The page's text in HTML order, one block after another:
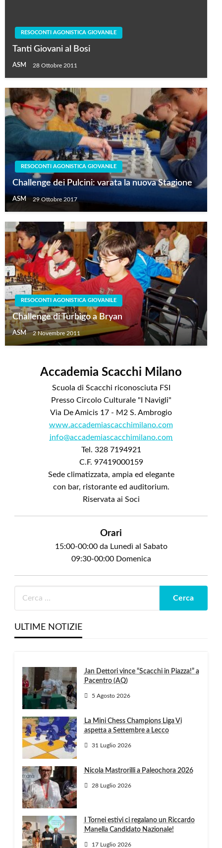
RESOCONTI AGONISTICA GIOVANILE
Tanti Giovani al Bosi
ASM 28 Ottobre 2011
RESOCONTI AGONISTICA GIOVANILE
Challenge dei Pulcini: varata la nuova Stagione
ASM 29 Ottobre 2017
RESOCONTI AGONISTICA GIOVANILE
Challenge di Turbigo a Bryan
ASM 2 Novembre 2011
Accademia Scacchi Milano
Scuola di Scacchi riconosciuta FSI
Presso Circolo Culturale "I Navigli"
Via De Amicis 17 - M2 S. Ambrogio
www.accademiascacchimilano.com
info@accademiascacchimilano.com
Tel. 328 7194921
C.F. 97419000159
Sede climatizzata, ampia ed elegante
con bar, ristorante ed auditorium.
Riservata ai Soci
Orari
15:00-00:00 da Lunedì al Sabato
09:30-00:00 Domenica
ULTIME NOTIZIE
Jan Dettori vince “Scacchi in Piazza!” a
Pacentro (AQ)
5 Agosto 2026
La Mini Chess Champions Liga Vi
aspetta a Settembre a Lecco
31 Luglio 2026
Nicola Mastrorilli a Paleochora 2026
28 Luglio 2026
I Tornei estivi ci regalano un Riccardo
Manella Candidato Nazionale!
17 Luglio 2026